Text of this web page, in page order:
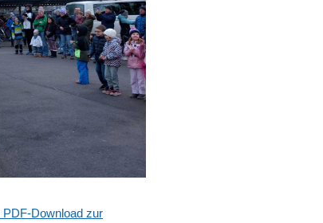
PDF-Download zur